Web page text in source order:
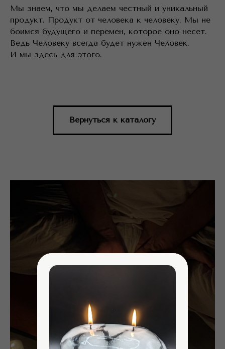
Мы знаем, что мы делаем честный и уникальный
продукт. Продукт от человека к человеку. Мы не
боимся будущего и перемен, которое оно несет.
Ведь Человеку всегда будет нужен Человек.
И мы здесь для этого.
Вернуться к каталогу